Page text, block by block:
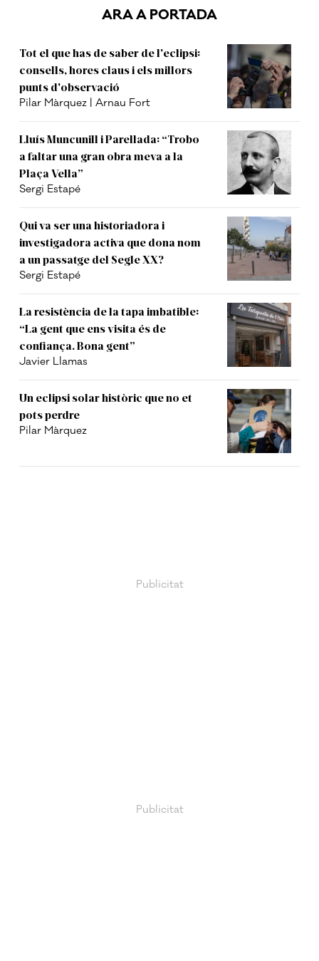
ARA A PORTADA
Tot el que has de saber de l'eclipsi:
consells, hores claus i els millors
punts d'observació
Pilar Màrquez | Arnau Fort
Lluís Muncunill i Parellada: “Trobo
a faltar una gran obra meva a la
Plaça Vella”
Sergi Estapé
Qui va ser una historiadora i
investigadora activa que dona nom
a un passatge del Segle XX?
Sergi Estapé
La resistència de la tapa imbatible:
“La gent que ens visita és de
confiança. Bona gent”
Javier Llamas
Un eclipsi solar històric que no et
pots perdre
Pilar Màrquez